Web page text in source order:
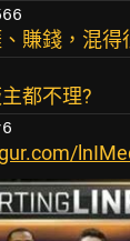
賺錢，混得
都不理?